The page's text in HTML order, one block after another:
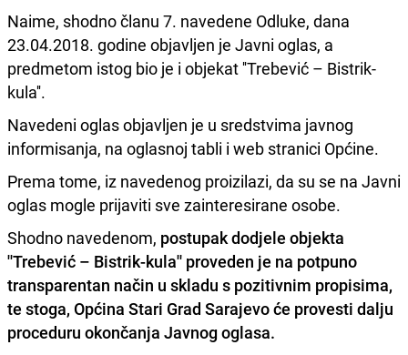
Naime, shodno članu 7. navedene Odluke, dana
23.04.2018. godine objavljen je Javni oglas, a
predmetom istog bio je i objekat ''Trebević – Bistrik-
kula''.
Navedeni oglas objavljen je u sredstvima javnog
informisanja, na oglasnoj tabli i web stranici Općine.
Prema tome, iz navedenog proizilazi, da su se na Javni
oglas mogle prijaviti sve zainteresirane osobe.
Shodno navedenom, postupak dodjele objekta
''Trebević – Bistrik-kula'' proveden je na potpuno
transparentan način u skladu s pozitivnim propisima,
te stoga, Općina Stari Grad Sarajevo će provesti dalju
proceduru okončanja Javnog oglasa.